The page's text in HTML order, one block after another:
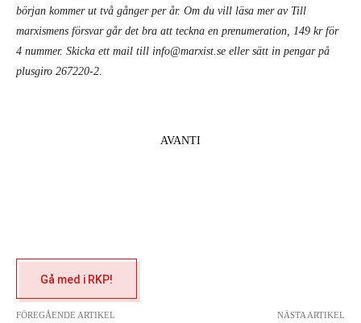
början kommer ut två gånger per år. Om du vill läsa mer av Till
marxismens försvar går det bra att teckna en prenumeration, 149 kr för
4 nummer. Skicka ett mail till info@marxist.se eller sätt in pengar på
plusgiro 267220-2.
AVANTI
Gå med i RKP!
FÖREGÅENDE ARTIKEL NÄSTA ARTIKEL